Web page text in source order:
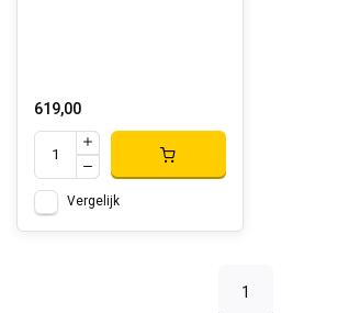
619,00
Vergelijk
1